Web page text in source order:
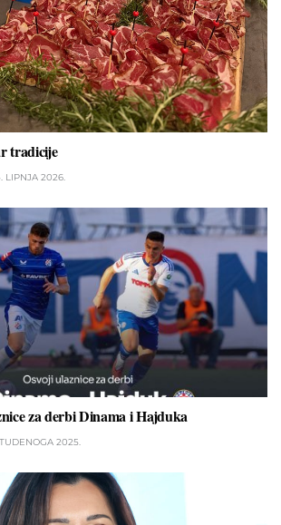
tradicije
LIPNJA 2026.
za derbi Dinama i Hajduka
2025.